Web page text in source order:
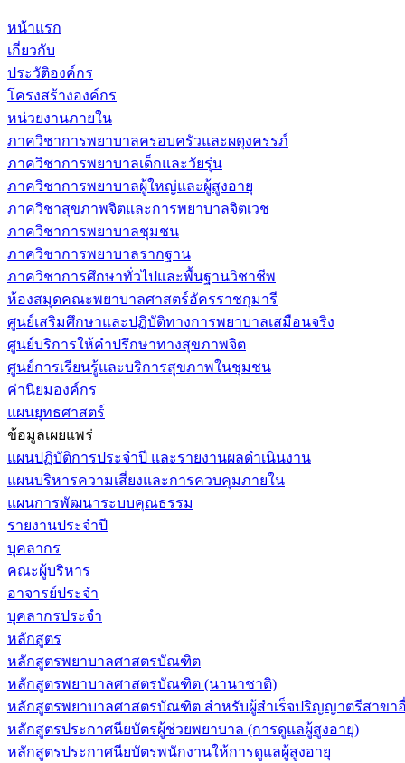
หน้าแรก
เกี่ยวกับ
ประวัติองค์กร
โครงสร้างองค์กร
หน่วยงานภายใน
ภาควิชาการพยาบาลครอบครัวและผดุงครรภ์
ภาควิชาการพยาบาลเด็กและวัยรุ่น
ภาควิชาการพยาบาลผู้ใหญ่และผู้สูงอายุ
ภาควิชาสุขภาพจิตและการพยาบาลจิตเวช
ภาควิชาการพยาบาลชุมชน
ภาควิชาการพยาบาลรากฐาน
ภาควิชาการศึกษาทั่วไปและพื้นฐานวิชาชีพ
ห้องสมุดคณะพยาบาลศาสตร์อัครราชกุมารี
ศูนย์เสริมศึกษาและปฏิบัติทางการพยาบาลเสมือนจริง
ศูนย์บริการให้คำปรึกษาทางสุขภาพจิต
ศูนย์การเรียนรู้และบริการสุขภาพในชุมชน
ค่านิยมองค์กร
แผนยุทธศาสตร์
ข้อมูลเผยแพร่
แผนปฏิบัติการประจำปี และรายงานผลดำเนินงาน
แผนบริหารความเสี่ยงและการควบคุมภายใน
แผนการพัฒนาระบบคุณธรรม
รายงานประจำปี
บุคลากร
คณะผู้บริหาร
อาจารย์ประจำ
บุคลากรประจำ
หลักสูตร
หลักสูตรพยาบาลศาสตรบัณฑิต
หลักสูตรพยาบาลศาสตรบัณฑิต (นานาชาติ)
หลักสูตรพยาบาลศาสตรบัณฑิต สำหรับผู้สำเร็จปริญญาตรีสาขา
หลักสูตรประกาศนียบัตรผู้ช่วยพยาบาล (การดูแลผู้สูงอายุ)
หลักสูตรประกาศนียบัตรพนักงานให้การดูแลผู้สูงอายุ